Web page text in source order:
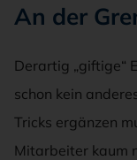
An der
Derartig „giftige“
schon kein
Tricks ergänzen
Mitarbeiter kaum